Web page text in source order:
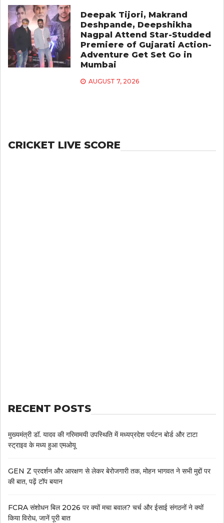
Deepak Tijori, Makrand
Deshpande, Deepshikha
Nagpal Attend Star-Studded
Premiere of Gujarati Action-
Adventure Get Set Go in
Mumbai
AUGUST 7, 2026
CRICKET LIVE SCORE
RECENT POSTS
मुख्यमंत्री डॉ. यादव की गरिमामयी उपस्थिति में मध्यप्रदेश पर्यटन बोर्ड और टाटा
स्ट्राइव के मध्य हुआ एमओयू
GEN Z प्रदर्शन और आरक्षण से लेकर बेरोजगारी तक, मोहन भागवत ने सभी मुद्दों पर
की बात, पढ़ें टॉप बयान
FCRA संशोधन बिल 2026 पर क्यों मचा बवाल? चर्च और ईसाई संगठनों ने क्यों
किया विरोध, जानें पूरी बात